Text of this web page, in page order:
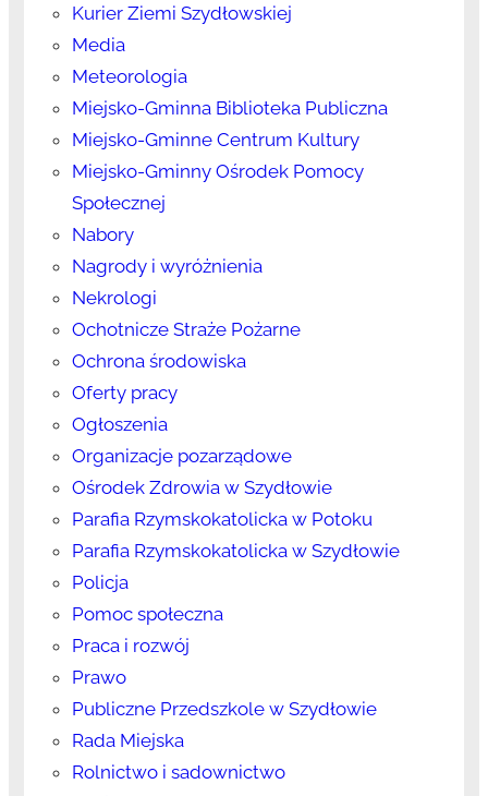
Kurier Ziemi Szydłowskiej
Media
Meteorologia
Miejsko-Gminna Biblioteka Publiczna
Miejsko-Gminne Centrum Kultury
Miejsko-Gminny Ośrodek Pomocy
Społecznej
Nabory
Nagrody i wyróżnienia
Nekrologi
Ochotnicze Straże Pożarne
Ochrona środowiska
Oferty pracy
Ogłoszenia
Organizacje pozarządowe
Ośrodek Zdrowia w Szydłowie
Parafia Rzymskokatolicka w Potoku
Parafia Rzymskokatolicka w Szydłowie
Policja
Pomoc społeczna
Praca i rozwój
Prawo
Publiczne Przedszkole w Szydłowie
Rada Miejska
Rolnictwo i sadownictwo